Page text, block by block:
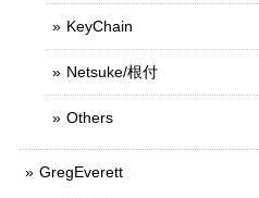
KeyChain
Netsuke/根付
Others
GregEverett